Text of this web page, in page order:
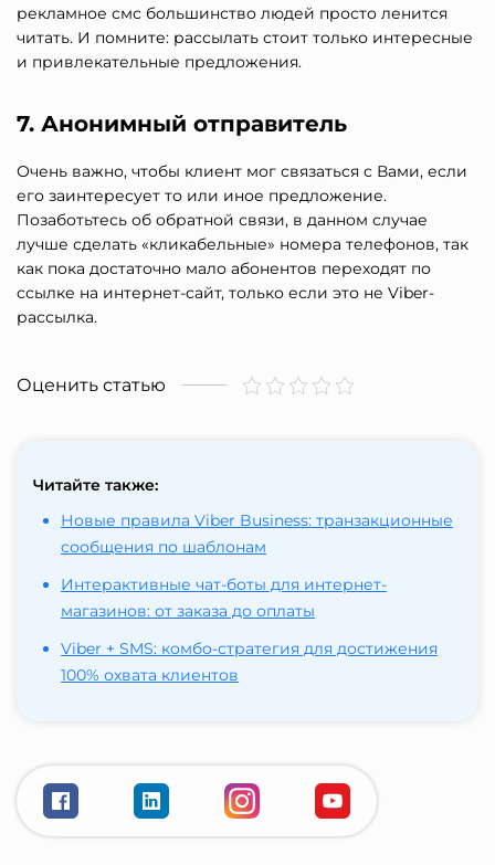
рекламное смс большинство людей просто ленится
читать. И помните: рассылать стоит только интересные
и привлекательные предложения.
7. Анонимный отправитель
Очень важно, чтобы клиент мог связаться с Вами, если
его заинтересует то или иное предложение.
Позаботьтесь об обратной связи, в данном случае
лучше сделать «кликабельные» номера телефонов, так
как пока достаточно мало абонентов переходят по
ссылке на интернет-сайт, только если это не Viber-
рассылка.
Оценить статью
Читайте также:
Новые правила Viber Business: транзакционные
сообщения по шаблонам
Интерактивные чат-боты для интернет-
магазинов: от заказа до оплаты
Viber + SMS: комбо-стратегия для достижения
100% охвата клиентов